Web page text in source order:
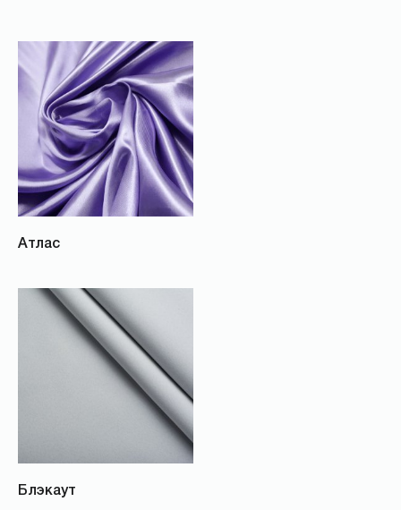
Атлас
Блэкаут